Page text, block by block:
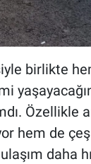
birlikte
Özellikle
hem de
daha